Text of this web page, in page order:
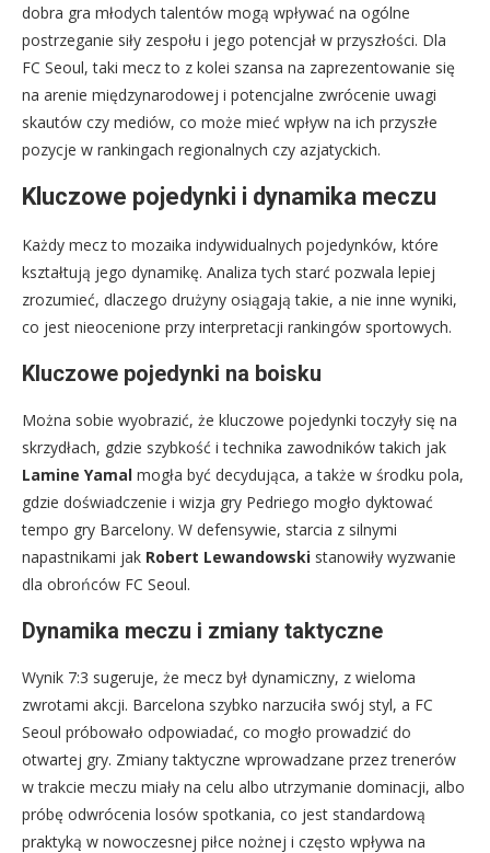
dobra gra młodych talentów mogą wpływać na ogólne
postrzeganie siły zespołu i jego potencjał w przyszłości. Dla
FC Seoul, taki mecz to z kolei szansa na zaprezentowanie się
na arenie międzynarodowej i potencjalne zwrócenie uwagi
skautów czy mediów, co może mieć wpływ na ich przyszłe
pozycje w rankingach regionalnych czy azjatyckich.
Kluczowe pojedynki i dynamika meczu
Każdy mecz to mozaika indywidualnych pojedynków, które
kształtują jego dynamikę. Analiza tych starć pozwala lepiej
zrozumieć, dlaczego drużyny osiągają takie, a nie inne wyniki,
co jest nieocenione przy interpretacji rankingów sportowych.
Kluczowe pojedynki na boisku
Można sobie wyobrazić, że kluczowe pojedynki toczyły się na
skrzydłach, gdzie szybkość i technika zawodników takich jak
Lamine Yamal mogła być decydująca, a także w środku pola,
gdzie doświadczenie i wizja gry Pedriego mogło dyktować
tempo gry Barcelony. W defensywie, starcia z silnymi
napastnikami jak Robert Lewandowski stanowiły wyzwanie
dla obrońców FC Seoul.
Dynamika meczu i zmiany taktyczne
Wynik 7:3 sugeruje, że mecz był dynamiczny, z wieloma
zwrotami akcji. Barcelona szybko narzuciła swój styl, a FC
Seoul próbowało odpowiadać, co mogło prowadzić do
otwartej gry. Zmiany taktyczne wprowadzane przez trenerów
w trakcie meczu miały na celu albo utrzymanie dominacji, albo
próbę odwrócenia losów spotkania, co jest standardową
praktyką w nowoczesnej piłce nożnej i często wpływa na